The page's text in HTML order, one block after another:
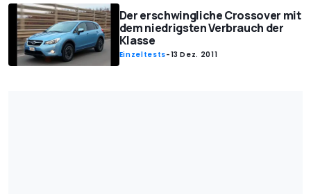
Der erschwingliche Crossover mit
dem niedrigsten Verbrauch der
Klasse
Einzeltests-13 Dez. 2011